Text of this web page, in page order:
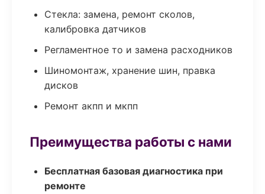
Стекла: замена, ремонт сколов,
калибровка датчиков
Регламентное то и замена расходников
Шиномонтаж, хранение шин, правка
дисков
Ремонт акпп и мкпп
Преимущества работы с нами
Бесплатная базовая диагностика при
ремонте